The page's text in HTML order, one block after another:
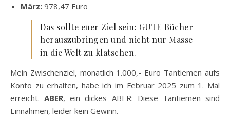
März: 978,47 Euro
Das sollte euer Ziel sein: GUTE Bücher
herauszubringen und nicht nur Masse
in die Welt zu klatschen.
Mein Zwischenziel, monatlich 1.000,- Euro Tantiemen aufs
Konto zu erhalten, habe ich im Februar 2025 zum 1. Mal
erreicht.ABER, ein dickes ABER: Diese Tantiemen sind
Einnahmen, leider kein Gewinn.